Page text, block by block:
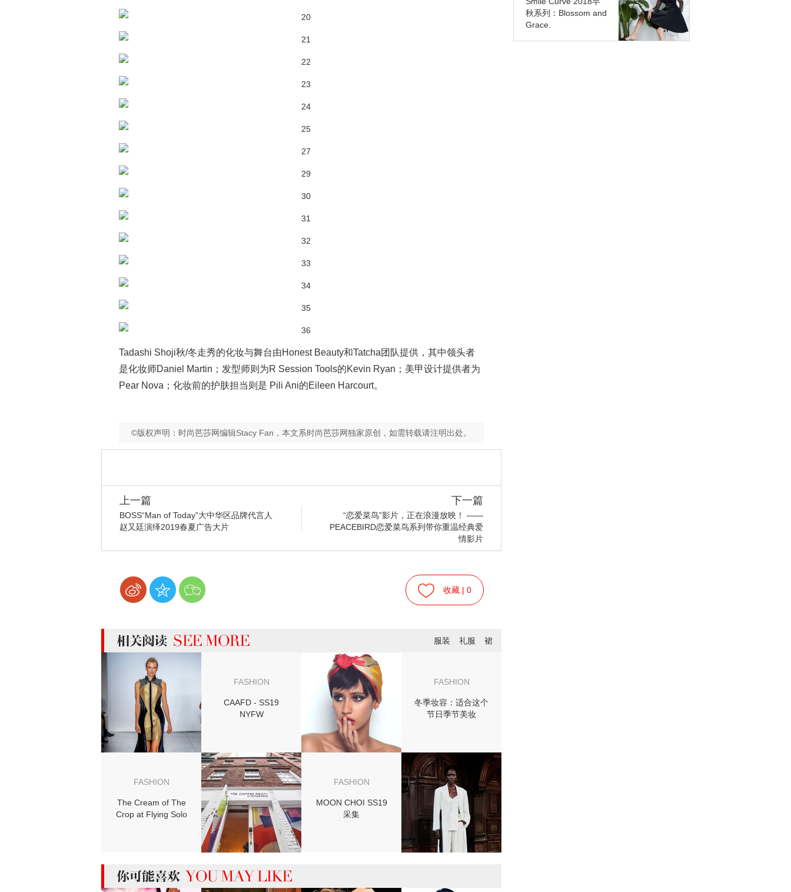
Tadashi Shoji秋/冬走秀的化妆与舞台由Honest Beauty和Tatcha团队提供，其中领头者
是化妆师Daniel Martin；发型师则为R Session Tools的Kevin Ryan；美甲设计提供者为
Pear Nova；化妆前的护肤担当则是 Pili Ani的Eileen Harcourt。
©版权声明：时尚芭莎网编辑Stacy Fan，本文系时尚芭莎网独家原创，如需转载请注明出处。
上一篇
BOSS“Man of Today”大中华区品牌代言人
赵又廷演绎2019春夏广告大片
下一篇
“恋爱菜鸟”影片，正在浪漫放映！ ——
PEACEBIRD恋爱菜鸟系列带你重温经典爱
情影片
收藏 | 0
服装 礼服 裙
FASHION
CAAFD - SS19
NYFW
FASHION
冬季妆容：适合这个
节日季节美妆
FASHION
The Cream of The
Crop at Flying Solo
FASHION
MOON CHOI SS19
采集
秋系列：Blossom and
Grace.